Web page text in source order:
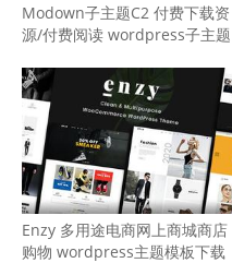
Modown子主题C2 付费下载资
源/付费阅读 wordpress子主题
Enzy 多用途电商网上商城商店
购物 wordpress主题模板下载